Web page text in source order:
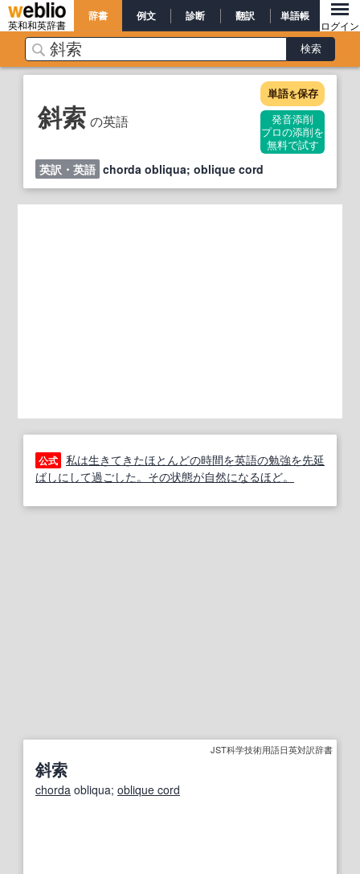
英和和英辞書
辞書 例文 診断 翻訳 単語帳
ログイン
斜索 の英語
単語を保存
発音添削
プロの添削を
無料で試す
英訳・英語 chorda obliqua; oblique cord
公式 私は生きてきたほとんどの時間を英語の勉強を先延
ばしにして過ごした。その状態が自然になるほど。
JST科学技術用語日英対訳辞書
斜索
chorda obliqua; oblique cord